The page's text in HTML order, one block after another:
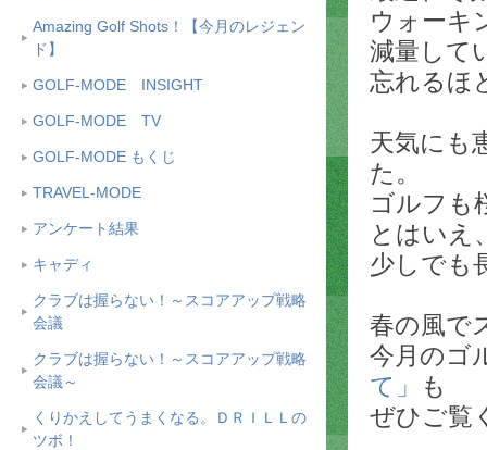
Amazing Golf Shots！【今月のレジェン
ド】
GOLF-MODE INSIGHT
GOLF-MODE TV
GOLF-MODE もくじ
TRAVEL-MODE
アンケート結果
キャディ
クラブは握らない！～スコアアップ戦略
会議
クラブは握らない！～スコアアップ戦略
会議～
くりかえしてうまくなる。ＤＲＩＬＬの
ツボ！
ウォーキ
減量して
忘れるほ
天気にも
た。
ゴルフも
とはいえ
少しでも
春の風で
今月のゴ
て」
も
ぜひご覧